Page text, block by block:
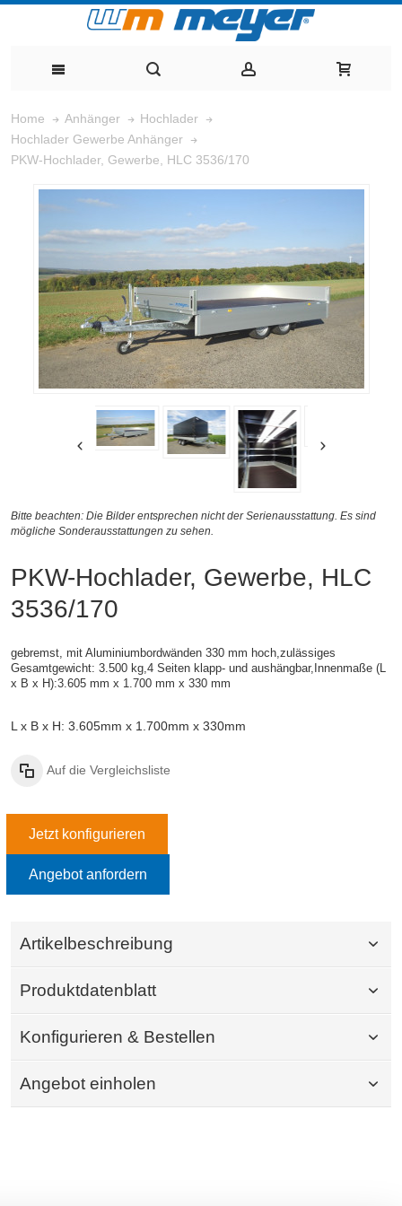
Home Anhänger
Hochlader
Hochlader Gewerbe Anhänger
PKW-Hochlader, Gewerbe, HLC 3536/170
Bitte beachten: Die Bilder entsprechen nicht der Serienausstattung. Es sind
mögliche Sonderausstattungen zu sehen.
PKW-Hochlader, Gewerbe, HLC
3536/170
gebremst, mit Aluminiumbordwänden 330 mm hoch,zulässiges
Gesamtgewicht: 3.500 kg,4 Seiten klapp- und aushängbar, Innenmaße (L
x B x H):3.605 mm x 1.700 mm x 330 mm
L x B x H: 3.605mm x 1.700mm x 330mm
Auf die Vergleichsliste
Jetzt konfigurieren
Angebot anfordern
Artikelbeschreibung
Produktdatenblatt
Konfigurieren & Bestellen
Angebot einholen